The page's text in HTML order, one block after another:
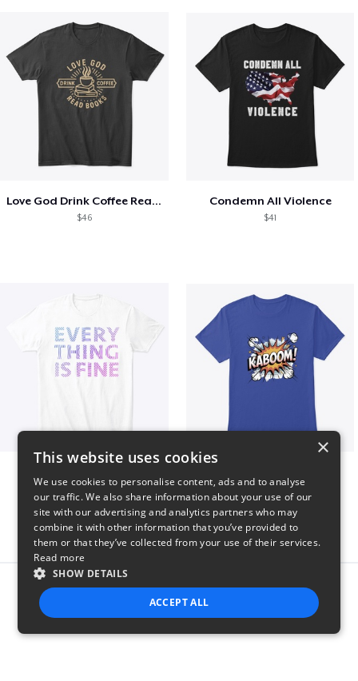
Love God Drink Coffee Read Books
$46
Condemn All Violence
$41
Report this product
×
This website uses cookies
We use cookies to personalise content, ads and to analyse
our traffic. We also share information about your use of our
site with our advertising and analytics partners who may
combine it with other information that you’ve provided to
them or that they’ve collected from your use of their services.
Read more
SHOW DETAILS
ACCEPT ALL
STRICTLY NECESSARY PERFORMANCE